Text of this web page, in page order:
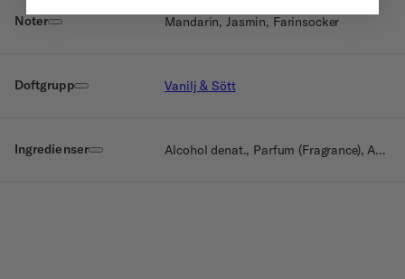
Noter Mandarin, Jasmin, Farinsocker
Doftgrupp Vanilj & Sött
Ingredienser Alcohol denat., Parfum (Fragrance), Aqua (water), Hexyl cinnamal, Limonene, Coumarin, Alpha-Isomethyl Ionone, Hydroxycitronellal, Citral